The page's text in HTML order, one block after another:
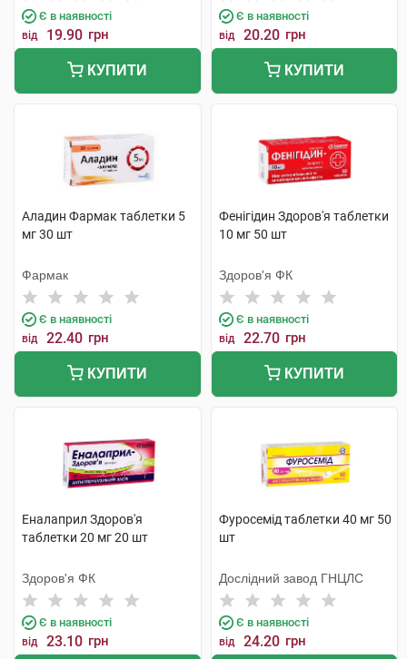
Є в наявності
від 19.90 грн
КУПИТИ
Є в наявності
від 20.20 грн
КУПИТИ
Аладин Фармак таблетки 5
мг 30 шт
Фармак
Є в наявності
від 22.40 грн
КУПИТИ
Фенігідин Здоров'я таблетки
10 мг 50 шт
Здоров'я ФК
Є в наявності
від 22.70 грн
КУПИТИ
Еналаприл Здоров'я
таблетки 20 мг 20 шт
Здоров'я ФК
Є в наявності
від 23.10 грн
Фуросемід таблетки 40 мг 50
шт
Дослідний завод ГНЦЛС
Є в наявності
від 24.20 грн